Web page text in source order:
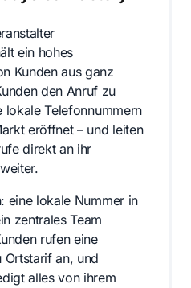
ein hohes
Kunden aus ganz
den Anruf zu
lokale Telefonnummern
eröffnet – und leiten
direkt an ihr
eine lokale Nummer in
zentrales Team
rufen eine
an, und
alles von ihrem